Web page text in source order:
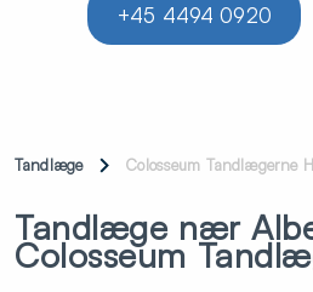
+45 4494 0920
Tandlæge Colosseum Tandlægerne
Tandlæge nær
Colosseum